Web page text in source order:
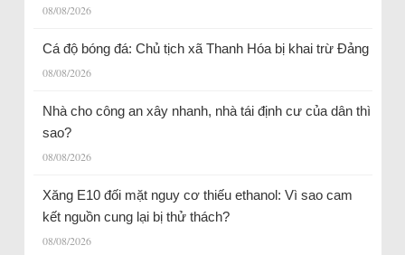
08/08/2026
Cá độ bóng đá: Chủ tịch xã Thanh Hóa bị khai trừ Đảng
08/08/2026
Nhà cho công an xây nhanh, nhà tái định cư của dân thì
sao?
08/08/2026
Xăng E10 đối mặt nguy cơ thiếu ethanol: Vì sao cam
kết nguồn cung lại bị thử thách?
08/08/2026